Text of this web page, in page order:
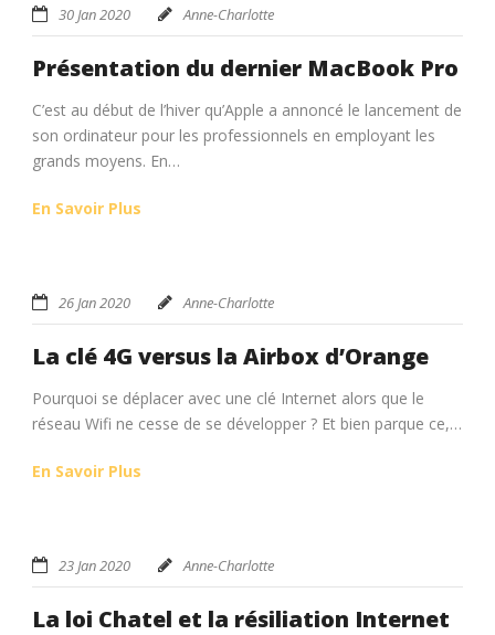
30 Jan 2020 Anne-Charlotte
Présentation du dernier MacBook Pro
C’est au début de l’hiver qu’Apple a annoncé le lancement de
son ordinateur pour les professionnels en employant les
grands moyens. En…
En Savoir Plus
26 Jan 2020 Anne-Charlotte
La clé 4G versus la Airbox d’Orange
Pourquoi se déplacer avec une clé Internet alors que le
réseau Wifi ne cesse de se développer ? Et bien parque ce,…
En Savoir Plus
23 Jan 2020 Anne-Charlotte
La loi Chatel et la résiliation Internet